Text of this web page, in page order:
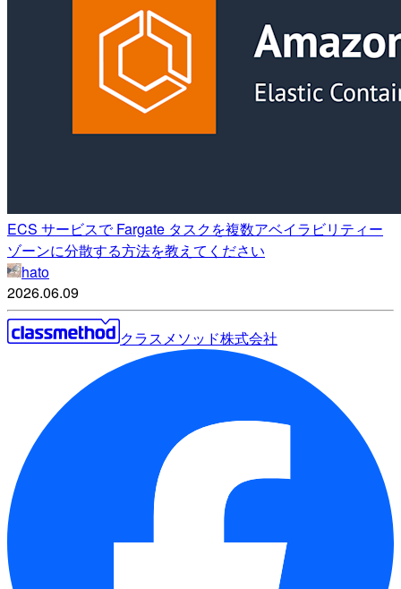
ECS サービスで Fargate タスクを複数アベイラビリティー
ゾーンに分散する方法を教えてください
hato
2026.06.09
クラスメソッド株式会社